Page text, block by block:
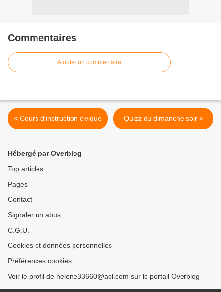
Commentaires
Ajouter un commentaire
< Cours d'instruction civique Quizz du dimanche soir >
Hébergé par Overblog
Top articles
Pages
Contact
Signaler un abus
C.G.U.
Cookies et données personnelles
Préférences cookies
Voir le profil de helene33660@aol.com sur le portail Overblog